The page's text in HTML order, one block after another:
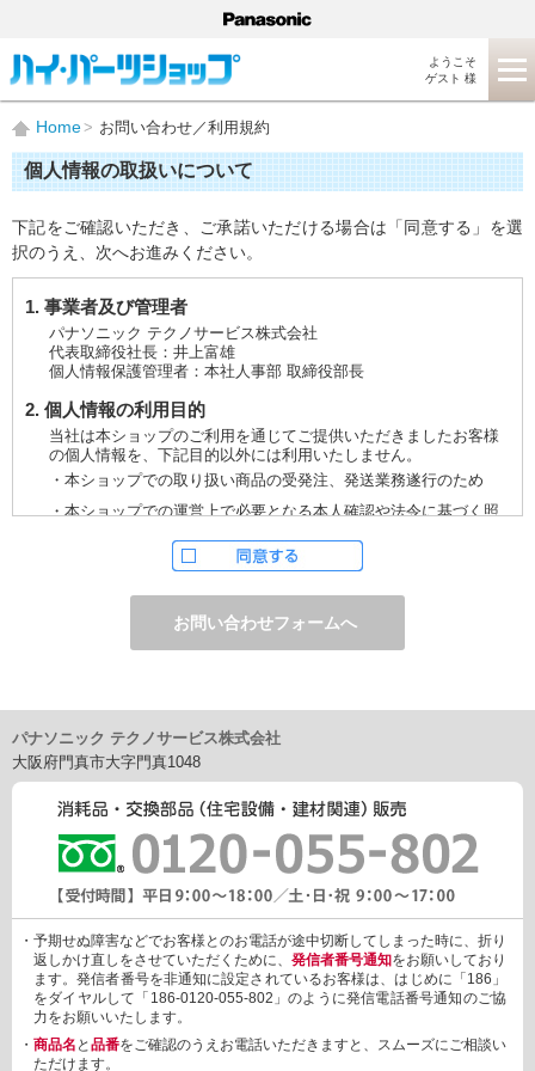
ようこそ
ゲスト 様
Home お問い合わせ／利用規約
個人情報の取扱いについて
下記をご確認いただき、ご承諾いただける場合は「同意する」を選
択のうえ、次へお進みください。
1. 事業者及び管理者
パナソニック テクノサービス株式会社
代表取締役社長：井上富雄
個人情報保護管理者：本社人事部 取締役部長
2. 個人情報の利用目的
当社は本ショップのご利用を通じてご提供いただきましたお客様
の個人情報を、下記目的以外には利用いたしません。
・本ショップでの取り扱い商品の受発注、発送業務遂行のため
・本ショップでの運営上で必要となる本人確認や法令に基づく照
ただし、お申し込みフォーム上でご希望の方のみに、下記サービ
・電子メール、ダイレクトメールなどによる情報のご提供
（1）ご提供情報の分野
・住宅関連設備・建材、家電製品、住まいづくり(新築・リフォー
車載関連商品など
（2）ご提供情報の概要
・商品、サービスに関するご提案
・商品サポート、メンテナンスに関するご提案
・キャンペーン、フェアー、イベントに関する情報ご提供
・アンケート、商品モニターに関する情報ご提供など
3. 個人情報の提供
あらかじめご本人様からご了解いただいている場合や法令で認め
られている場合を除き、個人情報を第三者に提供または開示いた
しません。
しかしながら、お客様がクレジットカード決済をご利用される場
合に限り、カード発行会社が行なう不正利用検知・防止「3Dセキ
ュア2.0」のために、お客様が利用するカード発行会社及び、決済
代行会社：GMOペイメントゲートウェイ（第三者）に、下記の情
報を開示し、本人認証を行います。
・金額など、決済に関する情報
パナソニック テクノサービス株式会社
大阪府門真市大字門真1048
・予期せぬ障害などでお客様とのお電話が途中切断してしまった時に、折り
返しかけ直しをさせていただくために、 発信者番号通知をお願いしており
ます。発信者番号を非通知に設定されているお客様は、はじめに「186」
をダイヤルして「186-0120-055-802」のように発信電話番号通知のご協
力をお願いいたします。
・ 商品名 と 品番をご確認のうえお電話いただきますと、スムーズにご相談い
ただけます。